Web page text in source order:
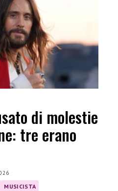
di molestie
tre erano
MUSICISTA